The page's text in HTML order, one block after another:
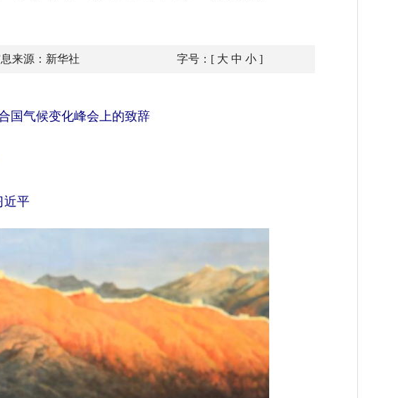
来源： 新华社 字号：[ 大 中 小 ]
气候变化峰会上的致辞
平